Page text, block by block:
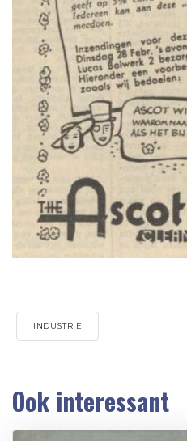
INDUSTRIE
Ook interessant